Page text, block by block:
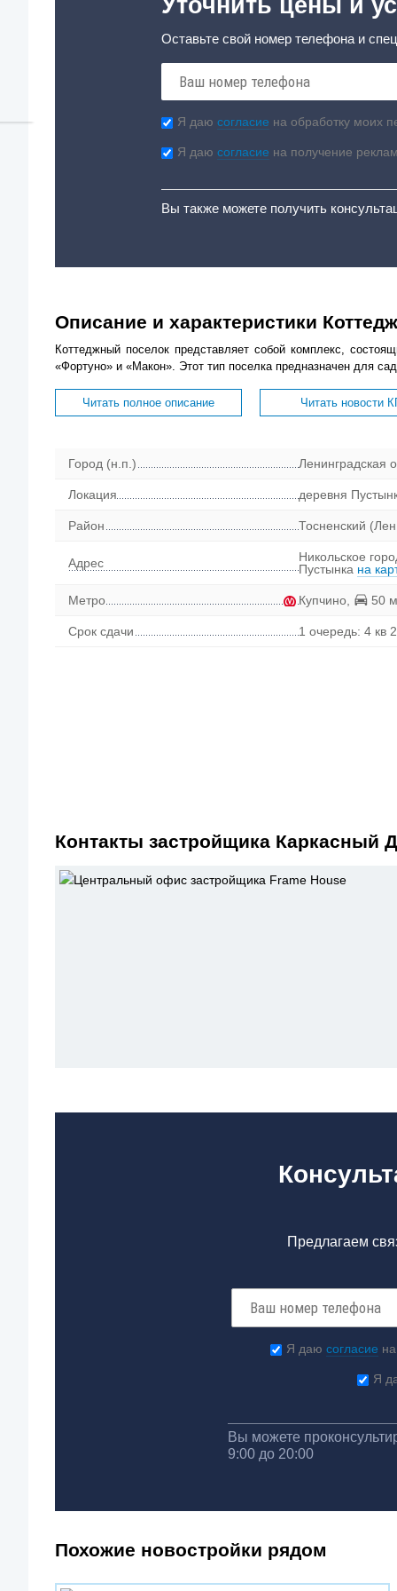
Оставьте свой номер телефона и
Я даю согласие на обработку моих
Я даю согласие на получение
Вы также можете получить
Описание и характеристики
Коттеджный поселок представляет собой комплекс,
«Фортуно» и «Макон». Этот тип поселка предназначен для
Читать полное описание Читать новости
Город (н.п.) Ленинградская
Локация деревня
Район Тосненский
Адрес
Никольское
Пустынка на
Метро Купчино, 50
Срок сдачи 1 очередь: 4 кв
Контакты застройщика Каркасный
Предлагаем
Я даю согласие
Я
Вы можете
9:00 до 20:00
Похожие новостройки рядом